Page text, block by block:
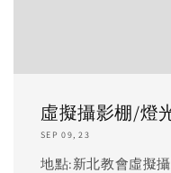
虛擬攝影棚/燈
SEP 09, 23
地點:新北教會虛擬